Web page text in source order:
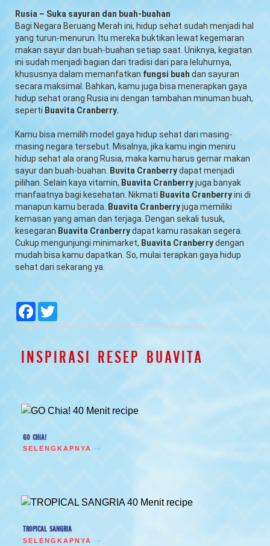
Rusia – Suka sayuran dan buah-buahan
Bagi Negara Beruang Merah ini, hidup sehat sudah menjadi hal
yang turun-menurun. Itu mereka buktikan lewat kegemaran
makan sayur dan buah-buahan setiap saat. Uniknya, kegiatan
ini sudah menjadi bagian dari tradisi dari para leluhurnya,
khususnya dalam memanfatkan fungsi buah dan sayuran
secara maksimal. Bahkan, kamu juga bisa menerapkan gaya
hidup sehat orang Rusia ini dengan tambahan minuman buah,
seperti Buavita Cranberry.
Kamu bisa memilih model gaya hidup sehat dari masing-
masing negara tersebut. Misalnya, jika kamu ingin meniru
hidup sehat ala orang Rusia, maka kamu harus gemar makan
sayur dan buah-buahan.
Buvita Cranberrydapat menjadi
pilihan. Selain kaya vitamin, Buavita Cranberryjuga banyak
manfaatnya bagi kesehatan. Nikmati Buavita Cranberryini di
manapun kamu berada.
Buavita Cranberryjuga memiliki
kemasan yang aman dan terjaga. Dengan sekali tusuk,
kesegaran Buavita Cranberrydapat kamu rasakan segera.
Cukup mengunjungi minimarket, Buavita Cranberrydengan
mudah bisa kamu dapatkan. So, mulai terapkan gaya hidup
sehat dari sekarang ya.
null
Facebook
null null
null
INSPIRASI RESEP BUAVITA
GO CHIA!
SELENGKAPNYA
TROPICAL SANGRIA
SELENGKAPNYA